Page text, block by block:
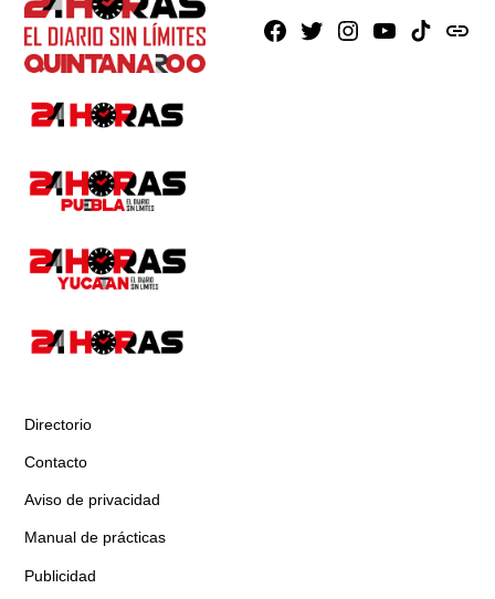
Facebook
X Instagram
YoutubeTikTokissuu
Directorio
Contacto
Aviso de privacidad
Manual de prácticas
Publicidad